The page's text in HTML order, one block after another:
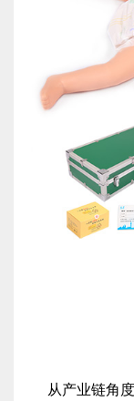
从产业链角度